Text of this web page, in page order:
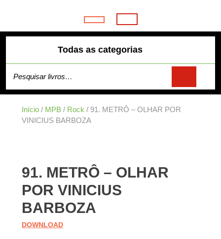
Open
Button
Todas as categorias
Início / MPB / Rock / 91. METRÔ – OLHAR POR
VINICIUS BARBOZA
91. METRÔ – OLHAR
POR VINICIUS
BARBOZA
DOWNLOAD